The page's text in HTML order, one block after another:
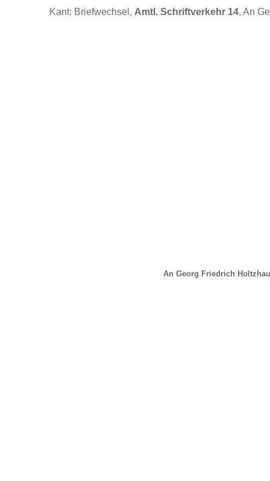
Kant: Briefwechsel, Amtl. Schriftverkehr 14, An
An Georg Friedrich